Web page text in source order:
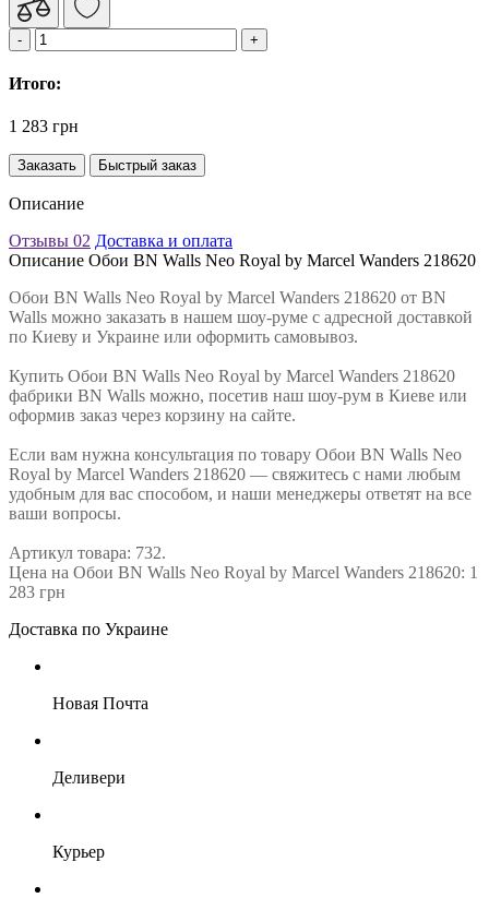
Итого:
1 283 грн
Заказать Быстрый заказ
Описание
Отзывы 02 Доставка и оплата
Описание Обои BN Walls Neo Royal by Marcel Wanders 218620
Обои BN Walls Neo Royal by Marcel Wanders 218620 от BN
Walls можно заказать в нашем шоу-руме с адресной доставкой
по Киеву и Украине или оформить самовывоз.
Купить Обои BN Walls Neo Royal by Marcel Wanders 218620
фабрики BN Walls можно, посетив наш шоу-рум в Киеве или
оформив заказ через корзину на сайте.
Если вам нужна консультация по товару Обои BN Walls Neo
Royal by Marcel Wanders 218620 — свяжитесь с нами любым
удобным для вас способом, и наши менеджеры ответят на все
ваши вопросы.
Артикул товара: 732.
Цена на Обои BN Walls Neo Royal by Marcel Wanders 218620: 1
283 грн
Доставка по Украине
Новая Почта
Деливери
Курьер